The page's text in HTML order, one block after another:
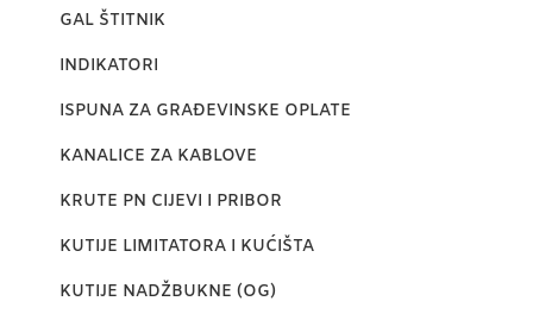
GAL ŠTITNIK
INDIKATORI
ISPUNA ZA GRAĐEVINSKE OPLATE
KANALICE ZA KABLOVE
KRUTE PN CIJEVI I PRIBOR
KUTIJE LIMITATORA I KUĆIŠTA
KUTIJE NADŽBUKNE (OG)